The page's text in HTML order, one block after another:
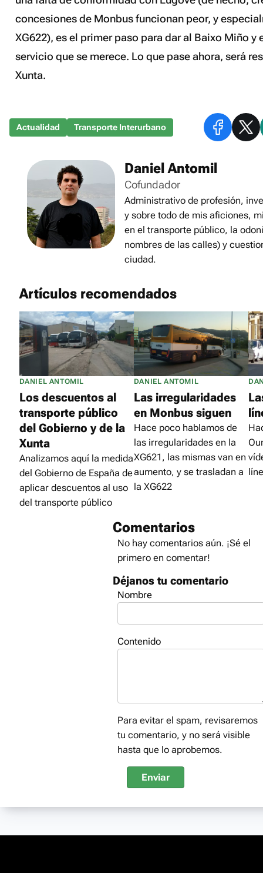
concesiones de Monbus funcionan peor, y
XG622), es el primer paso para dar al Baixo Miño y
servicio que se merece. Lo que pase ahora, será
Xunta.
Actualidad Transporte Interurbano
Daniel Antomil
Cofundador
Administrativo de profesión,
y sobre todo de mis aficiones,
en el transporte público, la
nombres de las calles) y
ciudad.
Artículos recomendados
DANIEL ANTOMIL
Los descuentos al
transporte público
del Gobierno y de la
Xunta
Analizamos aquí la medida
del Gobierno de España de
aplicar descuentos al uso
del transporte público
DANIEL ANTOMIL
Las irregularidades
en Monbus siguen
Hace poco hablamos de
las irregularidades en la
XG621, las mismas van en
aumento, y se trasladan a
la XG622
Comentarios
No hay comentarios aún. ¡Sé el
primero en comentar!
Déjanos tu comentario
Nombre
Contenido
Para evitar el spam, revisaremos
tu comentario, y no será visible
hasta que lo aprobemos.
Enviar